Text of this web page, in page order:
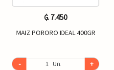
₲. 7.450
MAIZ PORORO IDEAL 400GR
- Un. +